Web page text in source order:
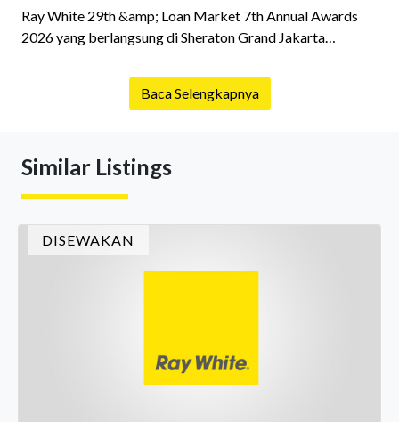
Ray White 29th &amp; Loan Market 7th Annual Awards
2026 yang berlangsung di Sheraton Grand Jakarta
istimewa bagi para pelaku industri properti dan keuangan.
Lebih dari 400 marketing executives dan principals
menghidupkan suasana, acara ini dihadiri oleh Country
Baca Selengkapnya
Similar Listings
DISEWAKAN